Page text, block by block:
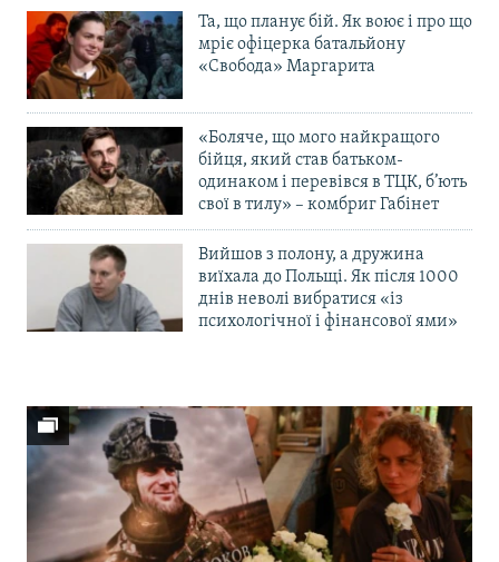
Та, що планує бій. Як воює і про що
мріє офіцерка батальйону
«Свобода» Маргарита
«Боляче, що мого найкращого
бійця, який став батьком-
одинаком і перевівся в ТЦК, б’ють
свої в тилу» – комбриг Габінет
Вийшов з полону, а дружина
виїхала до Польщі. Як після 1000
днів неволі вибратися «із
психологічної і фінансової ями»